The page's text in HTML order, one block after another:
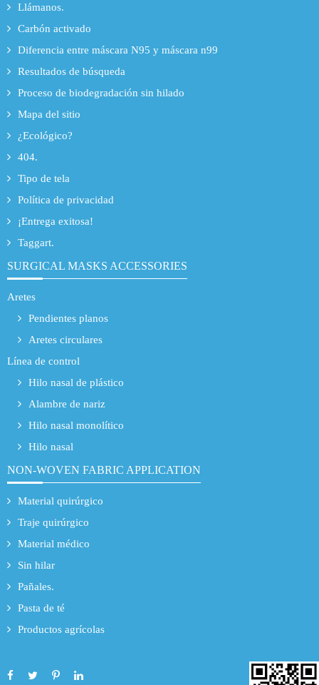
Llámanos.
Carbón activado
Diferencia entre máscara N95 y máscara n99
Resultados de búsqueda
Proceso de biodegradación sin hilado
Mapa del sitio
¿Ecológico?
404.
Tipo de tela
Política de privacidad
¡Entrega exitosa!
Taggart.
SURGICAL MASKS ACCESSORIES
Aretes
Pendientes planos
Aretes circulares
Línea de control
Hilo nasal de plástico
Alambre de nariz
Hilo nasal monolítico
Hilo nasal
NON-WOVEN FABRIC APPLICATION
Material quirúrgico
Traje quirúrgico
Material médico
Sin hilar
Pañales.
Pasta de té
Productos agrícolas